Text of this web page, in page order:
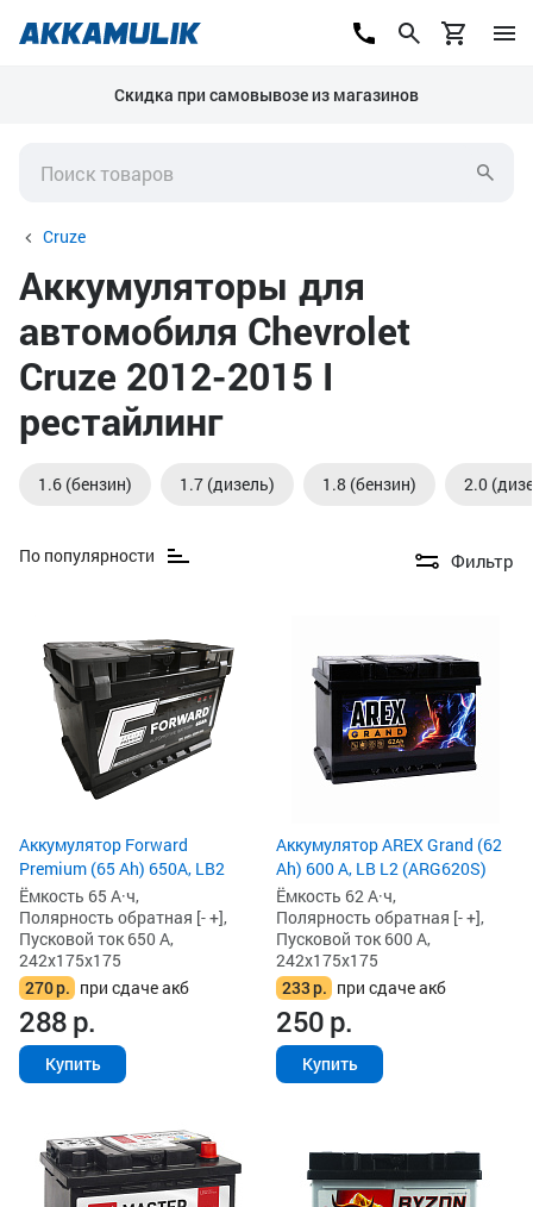
Скидка при самовывозе из магазинов
Cruze
Аккумуляторы для
автомобиля Chevrolet
Cruze 2012-2015 I
рестайлинг
1.6 (бензин) 1.7 (дизель) 1.8 (бензин) 2.0
По популярности Фильтр
Аккумулятор Forward
Premium (65 Ah) 650A, LB2
Ёмкость 65 А·ч,
Полярность обратная [- +],
Пусковой ток 650 А,
242x175x175
270р. при сдаче акб
288р.
Купить
Аккумулятор AREX Grand (62
Ah) 600 А, LB L2 (ARG620S)
Ёмкость 62 А·ч,
Полярность обратная [- +],
Пусковой ток 600 А,
242x175x175
233р. при сдаче акб
250р.
Купить